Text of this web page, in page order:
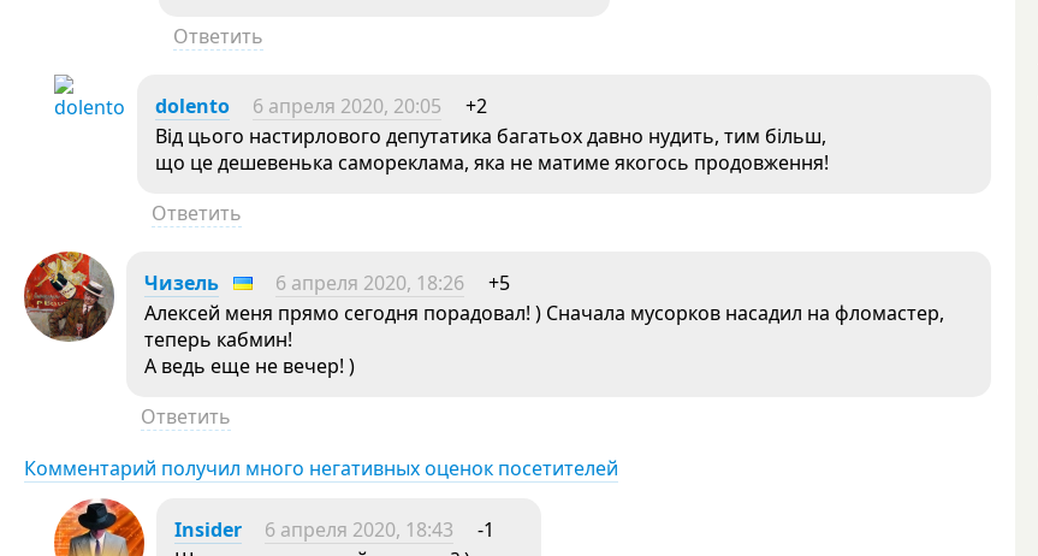
Ответить
dolento 6 апреля 2020, 20:05
+2
Від цього настирлового депутатика багатьох давно нудить, тим більш,
що це дешевенька самореклама, яка не матиме якогось продовження!
Ответить
Чизель 6 апреля 2020, 18:26
+5
Алексей меня прямо сегодня порадовал! ) Сначала мусорков насадил на фломастер,
теперь кабмин!
А ведь еще не вечер! )
Ответить
Комментарий получил много негативных оценок посетителей
Insider 6 апреля 2020, 18:43
-1